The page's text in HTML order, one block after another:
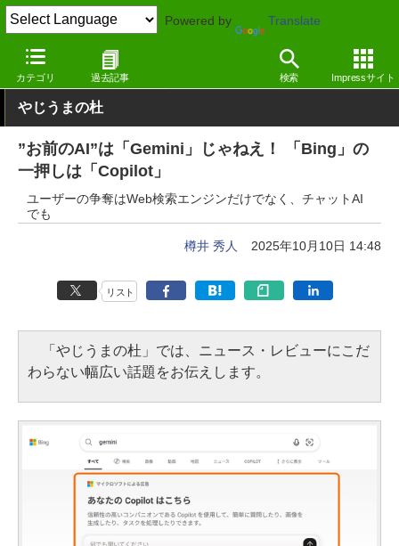
Powered by Translate
カテゴリ 過去記事 検索 Impressサイト
窓の杜 生成AI Gemini
やじうまの杜
”お前のAI”は「Gemini」じゃねえ！ 「Bing」の
一押しは「Copilot」
ユーザーの争奪はWeb検索エンジンだけでなく、チャットAI
でも
樽井 秀人 2025年10月10日 14:48
リスト
「やじうまの杜」では、ニュース・レビューにこだ
わらない幅広い話題をお伝えします。